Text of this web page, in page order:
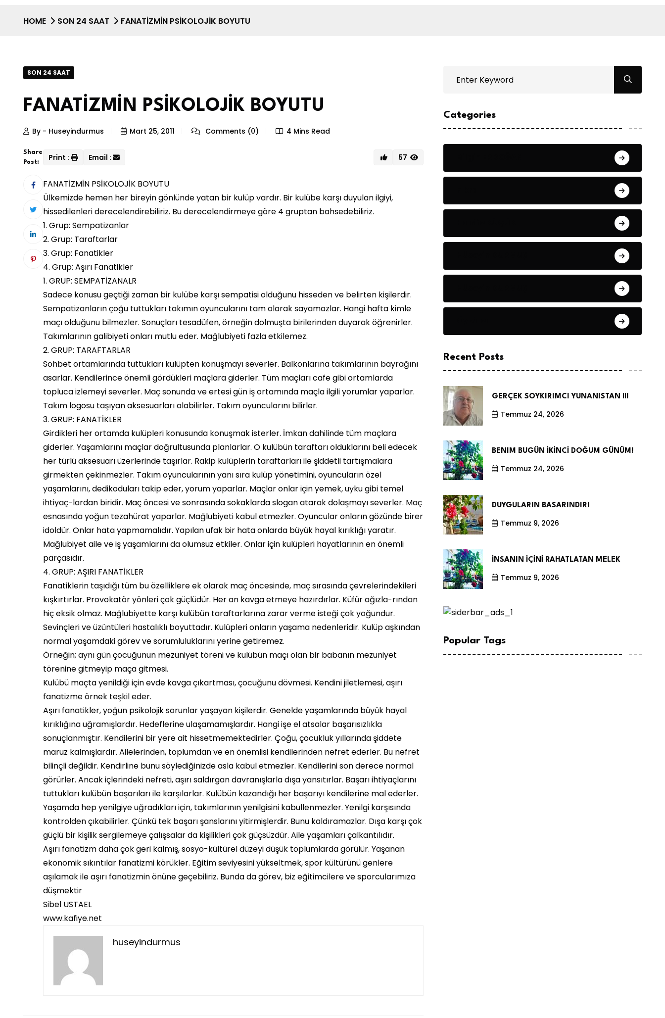
HOME SON 24 SAAT FANATİZMİN PSİKOLOJİK BOYUTU
SON 24 SAAT
FANATİZMİN PSİKOLOJİK BOYUTU
By - Huseyindurmus Mart 25, 2011 Comments (0) 4 Mins Read
Share
Post:
Print : Email : 57
FANATİZMİN PSİKOLOJİK BOYUTU
Ülkemizde hemen her bireyin gönlünde yatan bir kulüp vardır. Bir kulübe karşı duyulan ilgiyi,
hissedilenleri derecelendirebiliriz. Bu derecelendirmeye göre 4 gruptan bahsedebiliriz.
1. Grup: Sempatizanlar
2. Grup: Taraftarlar
3. Grup: Fanatikler
4. Grup: Aşırı Fanatikler
1. GRUP: SEMPATİZANALR
Sadece konusu geçtiği zaman bir kulübe karşı sempatisi olduğunu hisseden ve belirten kişilerdir.
Sempatizanların çoğu tuttukları takımın oyuncularını tam olarak sayamazlar. Hangi hafta kimle
maçı olduğunu bilmezler. Sonuçları tesadüfen, örneğin dolmuşta birilerinden duyarak öğrenirler.
Takımlarının galibiyeti onları mutlu eder. Mağlubiyeti fazla etkilemez.
2. GRUP: TARAFTARLAR
Sohbet ortamlarında tuttukları kulüpten konuşmayı severler. Balkonlarına takımlarının bayrağını
asarlar. Kendilerince önemli gördükleri maçlara giderler. Tüm maçları cafe gibi ortamlarda
topluca izlemeyi severler. Maç sonunda ve ertesi gün iş ortamında maçla ilgili yorumlar yaparlar.
Takım logosu taşıyan aksesuarları alabilirler. Takım oyuncularını bilirler.
3. GRUP: FANATİKLER
Girdikleri her ortamda kulüpleri konusunda konuşmak isterler. İmkan dahilinde tüm maçlara
giderler. Yaşamlarını maçlar doğrultusunda planlarlar. O kulübün taraftarı olduklarını beli edecek
her türlü aksesuarı üzerlerinde taşırlar. Rakip kulüplerin taraftarları ile şiddetli tartışmalara
girmekten çekinmezler. Takım oyuncularının yanı sıra kulüp yönetimini, oyuncuların özel
yaşamlarını, dedikoduları takip eder, yorum yaparlar. Maçlar onlar için yemek, uyku gibi temel
ihtiyaç-lardan biridir. Maç öncesi ve sonrasında sokaklarda slogan atarak dolaşmayı severler. Maç
esnasında yoğun tezahürat yaparlar. Mağlubiyeti kabul etmezler. Oyuncular onların gözünde birer
idoldür. Onlar hata yapmamalıdır. Yapılan ufak bir hata onlarda büyük hayal kırıklığı yaratır.
Mağlubiyet aile ve iş yaşamlarını da olumsuz etkiler. Onlar için kulüpleri hayatlarının en önemli
parçasıdır.
4. GRUP: AŞIRI FANATİKLER
Fanatiklerin taşıdığı tüm bu özelliklere ek olarak maç öncesinde, maç sırasında çevrelerindekileri
kışkırtırlar. Provokatör yönleri çok güçlüdür. Her an kavga etmeye hazırdırlar. Küfür ağızla-rından
hiç eksik olmaz. Mağlubiyette karşı kulübün taraftarlarına zarar verme isteği çok yoğundur.
Sevinçleri ve üzüntüleri hastalıklı boyuttadır. Kulüpleri onların yaşama nedenleridir. Kulüp aşkından
normal yaşamdaki görev ve sorumluluklarını yerine getiremez.
Örneğin; aynı gün çocuğunun mezuniyet töreni ve kulübün maçı olan bir babanın mezuniyet
törenine gitmeyip maça gitmesi.
Kulübü maçta yenildiği için evde kavga çıkartması, çocuğunu dövmesi. Kendini jiletlemesi, aşırı
fanatizme örnek teşkil eder.
Aşırı fanatikler, yoğun psikolojik sorunlar yaşayan kişilerdir. Genelde yaşamlarında büyük hayal
kırıklığına uğramışlardır. Hedeflerine ulaşamamışlardır. Hangi işe el atsalar başarısızlıkla
sonuçlanmıştır. Kendilerini bir yere ait hissetmemektedirler. Çoğu, çocukluk yıllarında şiddete
maruz kalmışlardır. Ailelerinden, toplumdan ve en önemlisi kendilerinden nefret ederler. Bu nefret
bilinçli değildir. Kendirline bunu söylediğinizde asla kabul etmezler. Kendilerini son derece normal
görürler. Ancak içlerindeki nefreti, aşırı saldırgan davranışlarla dışa yansıtırlar. Başarı ihtiyaçlarını
tuttukları kulübün başarıları ile karşılarlar. Kulübün kazandığı her başarıyı kendilerine mal ederler.
Yaşamda hep yenilgiye uğradıkları için, takımlarının yenilgisini kabullenmezler. Yenilgi karşısında
kontrolden çıkabilirler. Çünkü tek başarı şanslarını yitirmişlerdir. Bunu kaldıramazlar. Dışa karşı çok
güçlü bir kişilik sergilemeye çalışsalar da kişilikleri çok güçsüzdür. Aile yaşamları çalkantılıdır.
Aşırı fanatizm daha çok geri kalmış, sosyo-kültürel düzeyi düşük toplumlarda görülür. Yaşanan
ekonomik sıkıntılar fanatizmi körükler. Eğitim seviyesini yükseltmek, spor kültürünü genlere
aşılamak ile aşırı fanatizmin önüne geçebiliriz. Bunda da görev, biz eğitimcilere ve sporcularımıza
düşmektir
Sibel USTAEL
www.kafiye.net
huseyindurmus
Categories
Recent Posts
GERÇEK SOYKIRIMCI YUNANISTAN !!!
Temmuz 24, 2026
BENIM BUGÜN İKİNCİ DOĞUM GÜNÜM!
Temmuz 24, 2026
DUYGULARIN BASARINDIR!
Temmuz 9, 2026
İNSANIN İÇİNİ RAHATLATAN MELEK
Temmuz 9, 2026
Popular Tags